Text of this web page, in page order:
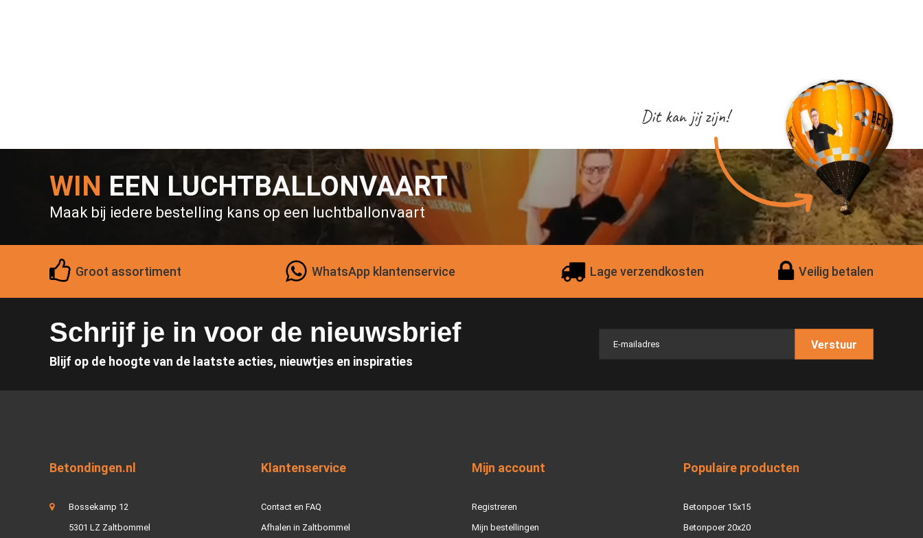
WIN EEN LUCHTBALLONVAART
Maak bij iedere bestelling kans op een luchtballonvaart
Dit kan jij zijn!
Groot assortiment WhatsApp klantenservice Lage verzendkosten Veilig betalen
Schrijf je in voor de nieuwsbrief
Blijf op de hoogte van de laatste acties, nieuwtjes en inspiraties
Verstuur
Betondingen.nl
Bossekamp 12
5301 LZ Zaltbommel
Klantenservice
Contact en FAQ
Afhalen in Zaltbommel
Mijn account
Registreren
Mijn bestellingen
Populaire producten
Betonpoer 15x15
Betonpoer 20x20